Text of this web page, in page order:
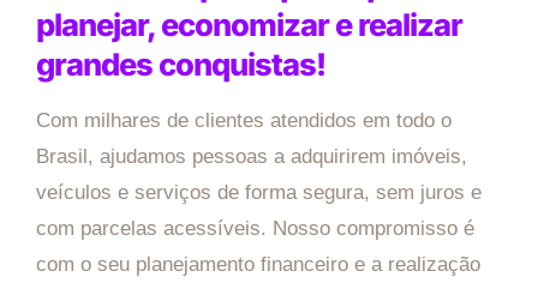
planejar, economizar e realizar
grandes conquistas!
Com milhares de clientes atendidos em todo o
Brasil, ajudamos pessoas a adquirirem imóveis,
veículos e serviços de forma segura, sem juros e
com parcelas acessíveis. Nosso compromisso é
com o seu planejamento financeiro e a realização